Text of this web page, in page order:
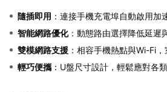
隨插即用 ：連接手機充電埠自動啟用加
智能網路優化：動態路由選擇降低延遲
雙模網路支援 ：相容手機熱點與Wi-Fi
輕巧便攜 ：U盤尺寸設計，輕鬆應對各